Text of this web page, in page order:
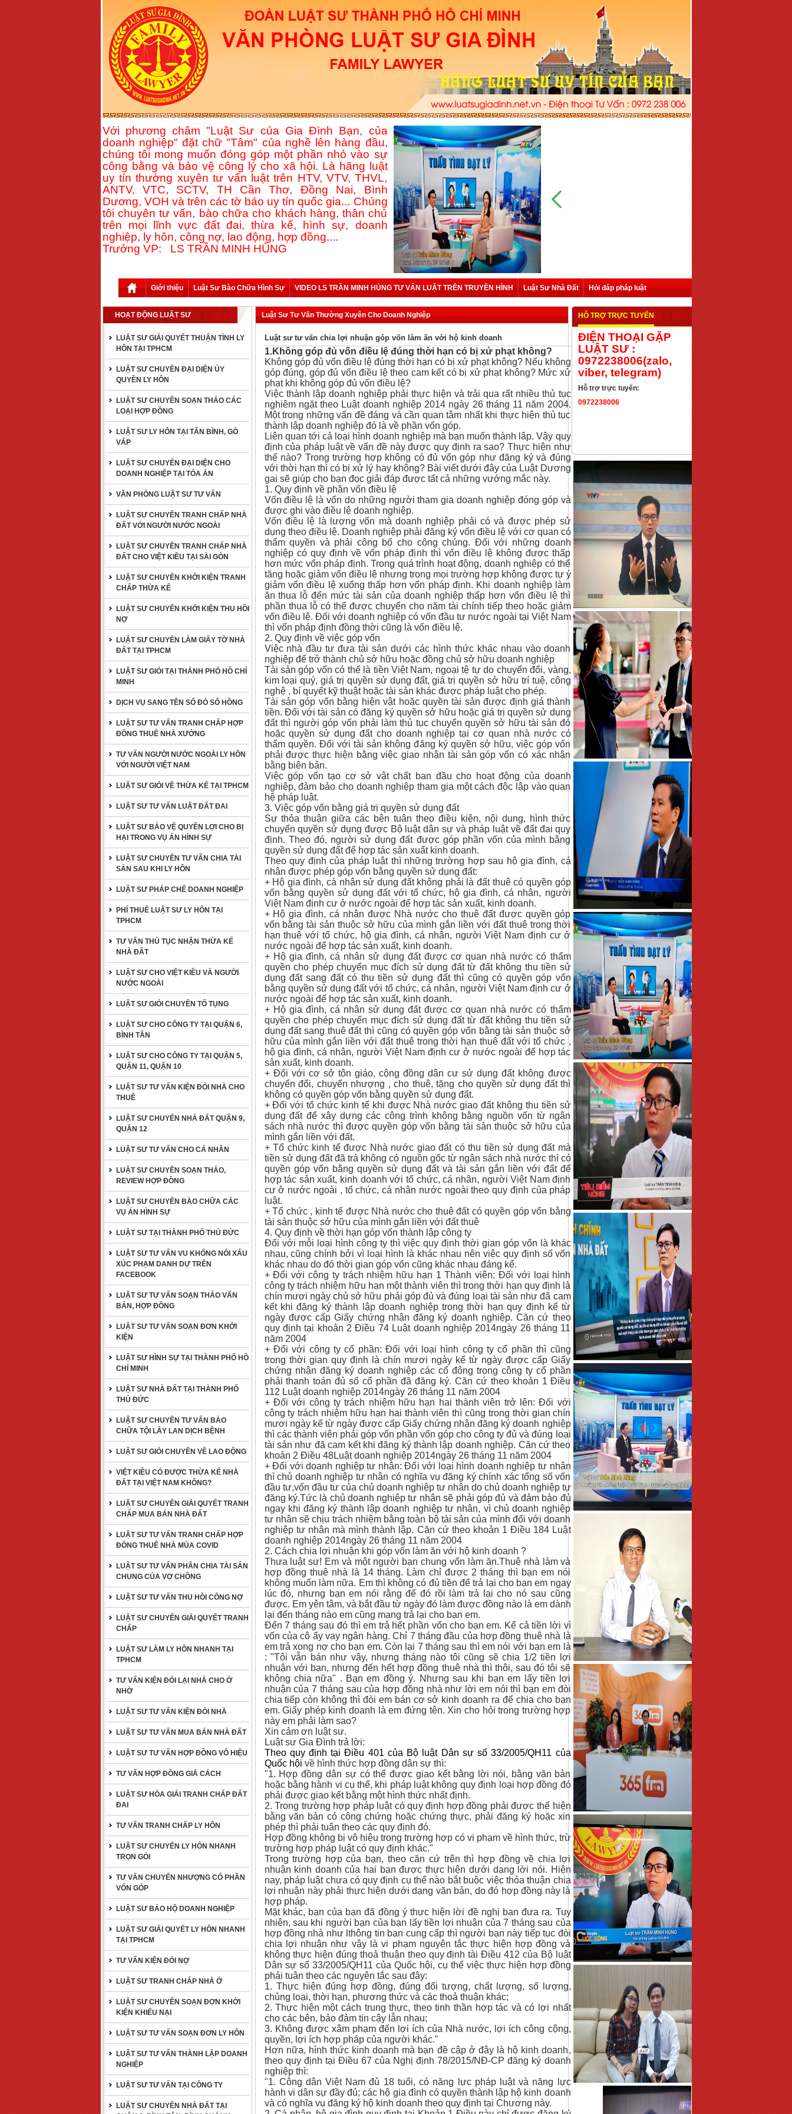
Với phương châm "Luật Sư của Gia Đình Bạn, của
doanh nghiệp" đặt chữ "Tâm" của nghề lên hàng đầu,
chúng tôi mong muốn đóng góp một phần nhỏ vào sự
công bằng và bảo vệ công lý cho xã hội. Là hãng luật
uy tín thường xuyên tư vấn luật trên HTV, VTV, THVL,
ANTV, VTC, SCTV, TH Cần Thơ, Đồng Nai, Bình
Dương, VOH và trên các tờ báo uy tín quốc gia... Chúng
tôi chuyên tư vấn, bào chữa cho khách hàng, thân chủ
trên mọi lĩnh vực đất đai, thừa kế, hình sự, doanh
nghiệp, ly hôn, công nợ, lao động, hợp đồng....
Trưởng VP: LS TRẦN MINH HÙNG
Giới thiệu Luật Sư Bào Chữa Hình Sự VIDEO LS TRẦN MINH HÙNG TƯ VẤN LUẬT TRÊN TRUYỀN HÌNH Luật Sư Nhà Đất Hỏi đáp pháp luật
HOẠT ĐỘNG LUẬT SƯ
LUẬT SƯ GIẢI QUYẾT THUẬN TÌNH LY
HÔN TẠI TPHCM
LUẬT SƯ CHUYÊN ĐẠI DIỆN ỦY
QUYỀN LY HÔN
LUẬT SƯ CHUYÊN SOẠN THẢO CÁC
LOẠI HỢP ĐỒNG
LUẬT SƯ LY HÔN TẠI TÂN BÌNH, GÒ
VẤP
LUẬT SƯ CHUYÊN ĐẠI DIỆN CHO
DOANH NGHIỆP TẠI TÒA ÁN
VĂN PHÒNG LUẬT SƯ TƯ VẤN
LUẬT SƯ CHUYÊN TRANH CHẤP NHÀ
ĐẤT VỚI NGƯỜI NƯỚC NGOÀI
LUẬT SƯ CHUYÊN TRANH CHẤP NHÀ
ĐẤT CHO VIỆT KIỀU TẠI SÀI GÒN
LUẬT SƯ CHUYÊN KHỞI KIỆN TRANH
CHẤP THỪA KẾ
LUẬT SƯ CHUYÊN KHỞI KIỆN THU HỒI
NỢ
LUẬT SƯ CHUYÊN LÀM GIẤY TỜ NHÀ
ĐẤT TẠI TPHCM
LUẬT SƯ GIỎI TẠI THÀNH PHỐ HỒ CHÍ
MINH
DỊCH VỤ SANG TÊN SỔ ĐỎ SỔ HỒNG
LUẬT SƯ TƯ VẤN TRANH CHẤP HỢP
ĐỒNG THUÊ NHÀ XƯỞNG
TƯ VẤN NGƯỜI NƯỚC NGOÀI LY HÔN
VỚI NGƯỜI VIỆT NAM
LUẬT SƯ GIỎI VỀ THỪA KẾ TẠI TPHCM
LUẬT SƯ TƯ VẤN LUẬT ĐẤT ĐAI
LUẬT SƯ BẢO VỆ QUYỀN LỢI CHO BỊ
HẠI TRONG VỤ ÁN HÌNH SỰ
LUẬT SƯ CHUYÊN TƯ VẤN CHIA TÀI
SẢN SAU KHI LY HÔN
LUẬT SƯ PHÁP CHẾ DOANH NGHIỆP
PHÍ THUÊ LUẬT SƯ LY HÔN TẠI
TPHCM
TƯ VẤN THỦ TỤC NHẬN THỪA KẾ
NHÀ ĐẤT
LUẬT SƯ CHO VIỆT KIỀU VÀ NGƯỜI
NƯỚC NGOÀI
LUẬT SƯ GIỎI CHUYÊN TỐ TỤNG
LUẬT SƯ CHO CÔNG TY TẠI QUẬN 6,
BÌNH TÂN
LUẬT SƯ CHO CÔNG TY TẠI QUẬN 5,
QUẬN 11, QUẬN 10
LUẬT SƯ TƯ VẤN KIỆN ĐÒI NHÀ CHO
THUÊ
LUẬT SƯ CHUYÊN NHÀ ĐẤT QUẬN 9,
QUẬN 12
LUẬT SƯ TƯ VẤN CHO CÁ NHÂN
LUẬT SƯ CHUYÊN SOẠN THẢO,
REVIEW HỢP ĐỒNG
LUẬT SƯ CHUYÊN BÀO CHỮA CÁC
VỤ ÁN HÌNH SỰ
LUẬT SƯ TẠI THÀNH PHỐ THỦ ĐỨC
LUẬT SƯ TƯ VẤN VU KHỐNG NÓI XẤU
XÚC PHẠM DANH DỰ TRÊN
FACEBOOK
LUẬT SƯ TƯ VẤN SOẠN THẢO VĂN
BẢN, HỢP ĐỒNG
LUẬT SƯ TƯ VẤN SOẠN ĐƠN KHỞI
KIỆN
LUẬT SƯ HÌNH SỰ TẠI THÀNH PHỐ HỒ
CHÍ MINH
LUẬT SƯ NHÀ ĐẤT TẠI THÀNH PHỐ
THỦ ĐỨC
LUẬT SƯ CHUYÊN TƯ VẤN BÀO
CHỮA TỘI LÂY LAN DỊCH BỆNH
LUẬT SƯ GIỎI CHUYÊN VỀ LAO ĐỘNG
VIỆT KIỀU CÓ ĐƯỢC THỪA KẾ NHÀ
ĐẤT TẠI VIỆT NAM KHÔNG?
LUẬT SƯ CHUYÊN GIẢI QUYẾT TRANH
CHẤP MUA BÁN NHÀ ĐẤT
LUẬT SƯ TƯ VẤN TRANH CHẤP HỢP
ĐỒNG THUÊ NHÀ MÙA COVID
LUẬT SƯ TƯ VẤN PHÂN CHIA TÀI SẢN
CHUNG CỦA VỢ CHỒNG
LUẬT SƯ TƯ VẤN THU HỒI CÔNG NỢ
LUẬT SƯ CHUYÊN GIẢI QUYẾT TRANH
CHẤP
LUẬT SƯ LÀM LY HÔN NHANH TẠI
TPHCM
TƯ VẤN KIỆN ĐÒI LẠI NHÀ CHO Ở
NHỜ
LUẬT SƯ TƯ VẤN KIỆN ĐÒI NHÀ
LUẬT SƯ TƯ VẤN MUA BÁN NHÀ ĐẤT
LUẬT SƯ TƯ VẤN HỢP ĐỒNG VÔ HIỆU
TƯ VẤN HỢP ĐỒNG GIẢ CÁCH
LUẬT SƯ HÒA GIẢI TRANH CHẤP ĐẤT
ĐAI
TƯ VẤN TRANH CHẤP LY HÔN
LUẬT SƯ CHUYÊN LY HÔN NHANH
TRỌN GÓI
TƯ VẤN CHUYỂN NHƯỢNG CỔ PHẦN
VỐN GÓP
LUẬT SƯ BẢO HỘ DOANH NGHIỆP
LUẬT SƯ GIẢI QUYẾT LY HÔN NHANH
TẠI TPHCM
TƯ VẤN KIỆN ĐÒI NỢ
LUẬT SƯ TRANH CHẤP NHÀ Ở
LUẬT SƯ CHUYÊN SOẠN ĐƠN KHỞI
KIỆN KHIẾU NẠI
LUẬT SƯ TƯ VẤN SOẠN ĐƠN LY HÔN
LUẬT SƯ TƯ VẤN THÀNH LẬP DOANH
NGHIỆP
LUẬT SƯ TƯ VẤN TẠI CÔNG TY
LUẬT SƯ CHUYÊN NHÀ ĐẤT TẠI
Luật Sư Tư Vấn Thường Xuyên Cho Doanh Nghiệp
Luật sư tư vấn chia lợi nhuận góp vốn làm ăn với hộ kinh doanh
1.Không góp đủ vốn điều lệ đúng thời hạn có bị xử phạt không?
Không góp đủ vốn điều lệ đúng thời hạn có bị xử phạt không? Nếu không
góp đúng, góp đủ vốn điều lệ theo cam kết có bị xử phạt không? Mức xử
phạt khi không góp đủ vốn điều lệ?
Việc thành lập doanh nghiệp phải thực hiện và trải qua rất nhiều thủ tục
nghiêm ngặt theo Luật doanh nghiệp 2014 ngày 26 tháng 11 năm 2004.
Một trong những vấn đề đáng và cần quan tâm nhất khi thực hiện thủ tục
thành lập doanh nghiệp đó là về phần vốn góp.
Liên quan tới cả loại hình doanh nghiệp mà bạn muốn thành lâp. Vậy quy
định của pháp luật về vấn đề này được quy định ra sao? Thực hiện như
thế nào? Trong trường hợp không có đủ vốn góp như đăng ký và đúng
với thời hạn thì có bị xử lý hay không? Bài viết dưới đây của Luật Dương
gai sẽ giúp cho bạn đọc giải đáp được tất cả những vướng mắc này.
1. Quy định về phần vốn điều lệ
Vốn điều lệ là vốn do những người tham gia doanh nghiệp đóng góp và
được ghi vào điều lệ doanh nghiệp.
Vốn điều lệ là lượng vốn mà doanh nghiệp phải có và được phép sử
dụng theo điều lệ. Doanh nghiệp phải đăng ký vốn điều lệ với cơ quan có
thẩm quyền và phải công bố cho công chúng. Đối với những doanh
nghiệp có quy định về vốn pháp định thì vốn điều lệ không được thấp
hơn mức vốn pháp định. Trong quá trình hoạt động, doanh nghiệp có thể
tăng hoặc giảm vốn điều lệ nhưng trong mọi trường hợp không được tự ý
giảm vốn điều lệ xuống thấp hơn vốn pháp định. Khi doanh nghiệp làm
ăn thua lỗ đến mức tài sản của doanh nghiệp thấp hơn vốn điều lệ thì
phần thua lỗ có thể được chuyển cho năm tài chính tiếp theo hoặc giảm
vốn điều lệ. Đối với doanh nghiệp có vốn đầu tư nước ngoài tại Việt Nam
thì vốn pháp định đồng thời cũng là vốn điều lệ.
2. Quy định về việc góp vốn
Việc nhà đầu tư đưa tài sản dưới các hình thức khác nhau vào doanh
nghiệp để trở thành chủ sở hữu hoặc đồng chủ sở hữu doanh nghiệp
Tài sản góp vốn có thể là tiền Việt Nam, ngoại tệ tự do chuyển đổi, vàng,
kim loại quý, giá trị quyền sử dụng đất, giá trị quyền sở hữu trí tuệ, công
nghệ , bí quyết kỹ thuật hoặc tài sản khác được pháp luật cho phép.
Tài sản góp vốn bằng hiện vật hoặc quyền tài sản được định giá thành
tiền. Đối với tài sản có đăng ký quyền sở hữu hoặc giá trị quyền sử dụng
đất thì người góp vốn phải làm thủ tục chuyển quyền sở hữu tài sản đó
hoặc quyền sử dụng đất cho doanh nghiệp tại cơ quan nhà nước có
thẩm quyền. Đối với tài sản không đăng ký quyền sở hữu, việc góp vốn
phải được thực hiện bằng việc giao nhận tài sản góp vốn có xác nhận
bằng biên bản.
Việc góp vốn tạo cơ sở vật chất ban đầu cho hoạt động của doanh
nghiệp, đảm bảo cho doanh nghiệp tham gia một cách độc lập vào quan
hệ pháp luật.
3. Việc góp vốn bằng giá trị quyền sử dụng đất
Sự thỏa thuận giữa các bên tuân theo điều kiện, nội dung, hình thức
chuyển quyền sử dụng được Bộ luật dân sự và pháp luật về đất đai quy
định. Theo đó, người sử dụng đất được góp phần vốn của mình bằng
quyền sử dụng đất để hợp tác sản xuất kinh doanh.
Theo quy định của pháp luật thì những trường hợp sau hộ gia đình, cá
nhân được phép góp vốn bằng quyền sử dụng đất:
+ Hộ gia đình, cá nhân sử dụng đất không phải là đất thuê có quyền góp
vốn bằng quyền sử dụng đất với tổ chức, hộ gia đình, cá nhân, người
Việt Nam định cư ở nước ngoài để hợp tác sản xuất, kinh doanh.
+ Hộ gia đình, cá nhân được Nhà nước cho thuê đất được quyền góp
vốn bằng tài sản thuộc sở hữu của mình gắn liền với đất thuê trong thời
hạn thuê với tổ chức, hộ gia đình, cá nhân, người Việt Nam định cư ở
nước ngoài để hợp tác sản xuất, kinh doanh.
+ Hộ gia đình, cá nhân sử dụng đất được cơ quan nhà nước có thẩm
quyền cho phép chuyển mục đích sử dụng đất từ đất không thu tiền sử
dụng đất sang đất có thu tiền sử dụng đất thì cũng có quyền góp vốn
bằng quyền sử dụng đất với tổ chức, cá nhân, người Việt Nam định cư ở
nước ngoài để hợp tác sản xuất, kinh doanh.
+ Hộ gia đình, cá nhân sử dụng đất được cơ quan nhà nước có thẩm
quyền cho phép chuyển mục đích sử dụng đất từ đất không thu tiền sử
dụng đất sang thuê đất thì cũng có quyền góp vốn bằng tài sản thuộc sở
hữu của mình gắn liền với đất thuê trong thời hạn thuê đất với tổ chức ,
hộ gia đình, cá nhân, người Việt Nam định cư ở nước ngoài để hợp tác
sản xuất, kinh doanh.
+ Đối với cơ sở tôn giáo, cộng đồng dân cư sử dụng đất không được
chuyển đổi, chuyển nhượng , cho thuê, tặng cho quyền sử dụng đất thì
không có quyền góp vốn bằng quyền sử dụng đất.
+ Đối với tổ chức kinh tế khi được Nhà nước giao đất không thu tiền sử
dụng đất để xây dựng các công trình không bằng nguồn vốn từ ngân
sách nhà nước thì được quyền góp vốn bằng tài sản thuộc sở hữu của
mình gắn liền với đất.
+ Tổ chức kinh tế được Nhà nước giao đất có thu tiền sử dụng đất mà
tiền sử dụng đất đã trả không có nguồn gốc từ ngân sách nhà nước thì có
quyền góp vốn bằng quyền sử dụng đất và tài sản gắn liền với đất để
hợp tác sản xuất, kinh doanh với tổ chức, cá nhân, người Việt Nam định
cư ở nước ngoài , tổ chức, cá nhân nước ngoài theo quy định của pháp
luật.
+ Tổ chức , kinh tế được Nhà nước cho thuê đất có quyền góp vốn bằng
tài sản thuộc sở hữu của mình gắn liền với đất thuê
4. Quy định về thời hạn góp vốn thành lập công ty
Đối với mỗi loại hình công ty thì việc quy định thời gian góp vốn là khác
nhau, cũng chính bởi vì loại hình là khác nhau nên việc quy định số vốn
khác nhau do đó thời gian góp vốn cũng khác nhau đáng kể.
+ Đối với công ty trách nhiệm hữu hạn 1 Thành viên: Đối với loại hình
công ty trách nhiệm hữu hạn một thành viên thì trong thời hạn quy định là
chín mươi ngày chủ sở hữu phải góp đủ và đúng loại tài sản như đã cam
kết khi đăng ký thành lập doanh nghiệp trong thời hạn quy định kể từ
ngày được cấp Giấy chứng nhận đăng ký doanh nghiệp. Căn cứ theo
quy định tại khoản 2 Điều 74 Luật doanh nghiệp 2014ngày 26 tháng 11
năm 2004
+ Đối với công ty cổ phần: Đối với loại hình công ty cổ phần thì cũng
trong thời gian quy định là chín mươi ngày kể từ ngày được cấp Giấy
chứng nhận đăng ký doanh nghiệp các cổ đông trong công ty cổ phần
phải thanh toán đủ số cổ phần đã đăng ký. Căn cứ theo khoản 1 Điều
112 Luật doanh nghiệp 2014ngày 26 tháng 11 năm 2004
+ Đối với công ty trách nhiệm hữu hạn hai thành viên trở lên: Đối với
công ty trách nhiệm hữu hạn hai thành viên thì cũng trong thời gian chín
mươi ngày kể từ ngày được cấp Giấy chứng nhận đăng ký doanh nghiệp
thì các thành viên phải góp vốn phần vốn góp cho công ty đủ và đúng loại
tài sản như đã cam kết khi đăng ký thành lập doanh nghiệp. Căn cứ theo
khoản 2 Điều 48Luật doanh nghiệp 2014ngày 26 tháng 11 năm 2004
+ Đối với doanh nghiệp tư nhân: Đối với loại hình doanh nghiệp tư nhân
thì chủ doanh nghiệp tư nhân có nghĩa vụ đăng ký chính xác tổng số vốn
đầu tư,vốn đầu tư của chủ doanh nghiệp tư nhân do chủ doanh nghiệp tự
đăng ký.Tức là chủ doanh nghiệp tư nhân sẽ phải góp đủ và đảm bảo đủ
ngay khi đăng ký thành lập doanh nghiệp tư nhân, vì chủ doanh nghiệp
tư nhân sẽ chịu trách nhiệm bằng toàn bộ tài sản của mình đối với doanh
nghiệp tư nhân mà mình thành lập. Căn cứ theo khoản 1 Điều 184 Luật
doanh nghiệp 2014ngày 26 tháng 11 năm 2004
2. Cách chia lợi nhuận khi góp vốn làm ăn với hộ kinh doanh ?
Thưa luật sư! Em và một người bạn chung vốn làm ăn.Thuê nhà làm và
hợp đồng thuê nhà là 14 tháng. Làm chỉ được 2 tháng thì bạn em nói
không muốn làm nữa. Em thì không có đủ tiền để trả lại cho bạn em ngay
lúc đó, nhưng bạn em nói rằng để đó rồi làm trả lại cho nó sau cũng
được. Em yên tâm, và bắt đầu từ ngày đó làm được đồng nào là em dành
lại đến tháng nào em cũng mang trả lại cho bạn em.
Đến 7 tháng sau đó thì em trả hết phần vốn cho bạn em. Kể cả tiền lời vì
vốn của cô ấy vay ngân hàng. Chỉ 7 tháng đầu của hợp đồng thuê nhà là
em trả xong nợ cho bạn em. Còn lại 7 tháng sau thì em nói với bạn em là
: "Tôi vẫn bán như vậy, nhưng tháng nào tôi cũng sẽ chia 1/2 tiền lợi
nhuận với bạn, nhưng đến hết hợp đồng thuê nhà thì thôi, sau đó tôi sẽ
không chia nữa" . Bạn em đồng ý. Nhưng sau khi bạn em lấy tiền lợi
nhuận của 7 tháng sau của hợp đồng nhà như lời em nói thì bạn em đòi
chia tiếp còn không thì đòi em bán cơ sở kinh doanh ra để chia cho bạn
em. Giấy phép kinh doanh là em đứng tên. Xin cho hỏi trong trường hợp
này em phải làm sao?
Xin cảm ơn luật sư.
Luật sư Gia Đình trả lời:
Theo quy định tại Điều 401 của Bộ luật Dân sự số 33/2005/QH11 của
Quốc hội về hình thức hợp đồng dân sự thì:
"1. Hợp đồng dân sự có thể được giao kết bằng lời nói, bằng văn bản
hoặc bằng hành vi cụ thể, khi pháp luật không quy định loại hợp đồng đó
phải được giao kết bằng một hình thức nhất định.
2. Trong trường hợp pháp luật có quy định hợp đồng phải được thể hiện
bằng văn bản có công chứng hoặc chứng thực, phải đăng ký hoặc xin
phép thì phải tuân theo các quy định đó.
Hợp đồng không bị vô hiệu trong trường hợp có vi phạm về hình thức, trừ
trường hợp pháp luật có quy định khác."
Trong trường hợp của bạn, theo căn cứ trên thì hợp đồng về chia lợi
nhuận kinh doanh của hai bạn được thực hiện dưới dạng lời nói. Hiện
nay, pháp luật chưa có quy định cụ thể nào bắt buộc việc thỏa thuận chia
lợi nhuận này phải thực hiện dưới dạng văn bản, do đó hợp đồng này là
hợp pháp.
Mặt khác, bạn của bạn đã đồng ý thực hiện lời đề nghị bạn đưa ra. Tuy
nhiên, sau khi người bạn của bạn lấy tiền lợi nhuận của 7 tháng sau của
hợp đồng nhà như lthông tin bạn cung cấp thì người bạn này tiếp tục đòi
chia lợi nhuận như vậy là vi phạm nguyên tắc thực hiện hợp đồng và
không thực hiện đúng thoả thuận theo quy định tài Điều 412 của Bộ luật
Dân sự số 33/2005/QH11 của Quốc hội, cụ thể việc thực hiện hợp đồng
phải tuân theo các nguyên tắc sau đây:
1. Thực hiện đúng hợp đồng, đúng đối tượng, chất lượng, số lượng,
chủng loại, thời hạn, phương thức và các thoả thuận khác;
2. Thực hiện một cách trung thực, theo tinh thần hợp tác và có lợi nhất
cho các bên, bảo đảm tin cậy lẫn nhau;
3. Không được xâm phạm đến lợi ích của Nhà nước, lợi ích công cộng,
quyền, lợi ích hợp pháp của người khác."
Hơn nữa, hình thức kinh doanh mà bạn đề cập ở đây là hộ kinh doanh,
theo quy định tại Điều 67 của Nghị định 78/2015/NĐ-CP đăng ký doanh
nghiệp thì:
"1. Công dân Việt Nam đủ 18 tuổi, có năng lực pháp luật và năng lực
hành vi dân sự đầy đủ; các hộ gia đình có quyền thành lập hộ kinh doanh
và có nghĩa vụ đăng ký hộ kinh doanh theo quy định tại Chương này.
HỖ TRỢ TRỰC TUYẾN
ĐIỆN THOẠI GẶP
LUẬT SƯ :
0972238006(zalo,
viber, telegram)
Hỗ trợ trực tuyến:
0972238006